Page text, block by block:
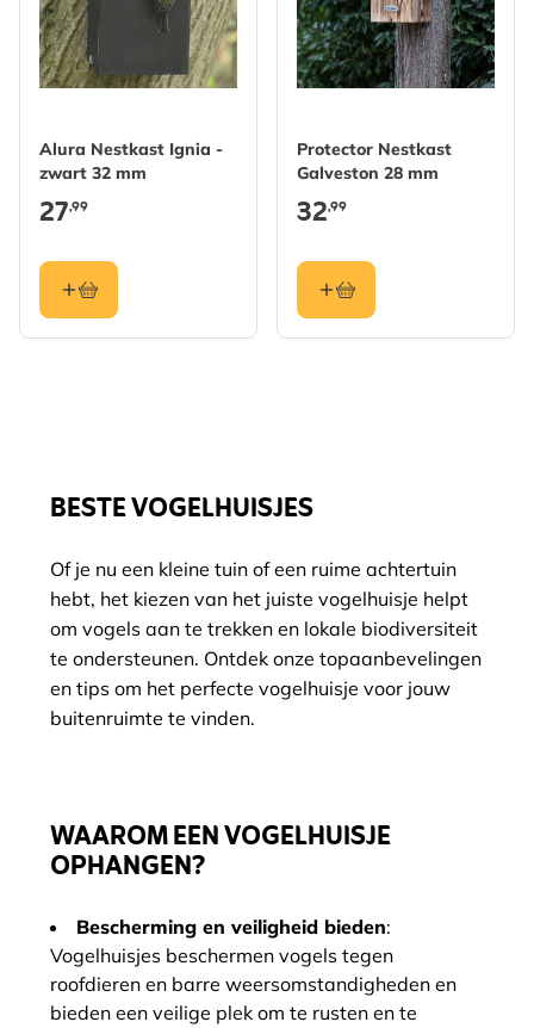
Alura Nestkast Ignia -
zwart 32 mm
27,99
Protector Nestkast
Galveston 28 mm
32,99
BESTE VOGELHUISJES
Of je nu een kleine tuin of een ruime achtertuin
hebt, het kiezen van het juiste vogelhuisje helpt
om vogels aan te trekken en lokale biodiversiteit
te ondersteunen. Ontdek onze topaanbevelingen
en tips om het perfecte vogelhuisje voor jouw
buitenruimte te vinden.
WAAROM EEN VOGELHUISJE
OPHANGEN?
Bescherming en veiligheid bieden:
Vogelhuisjes beschermen vogels tegen
roofdieren en barre weersomstandigheden en
bieden een veilige plek om te rusten en te